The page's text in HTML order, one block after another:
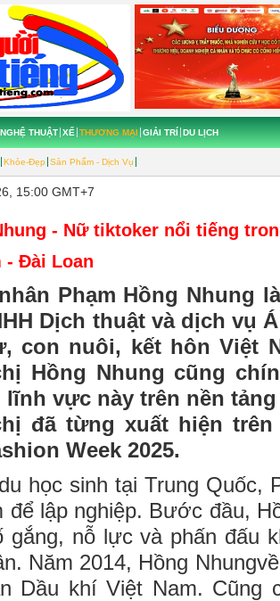
NGHỆ THUẬT XẾ THƯƠNG MẠI
Khỏe-Đẹp Sản Phẩm - Dịch Vụ
GIẢI TRÍ DU LỊCH
15:00 GMT+7
- Nữ tiktoker nổi tiếng
- Đài Loan
Phạm Hồng Nhung
Dịch thuật và dịch vụ
con nuôi, kết hôn Việt
Hồng Nhung cũng
vực này trên nền
đã từng xuất hiện
Week 2025.
học sinh tại Trung Quốc,
để lập nghiệp. Bước đầu,
gắng, nỗ lực và phấn đấu
Năm 2014, Hồng
Dầu khí Việt Nam. Cũng